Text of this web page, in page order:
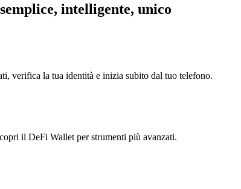
intelligente, unico
verifica la tua identità e inizia subito dal tuo telefono.
il DeFi Wallet per strumenti più avanzati.